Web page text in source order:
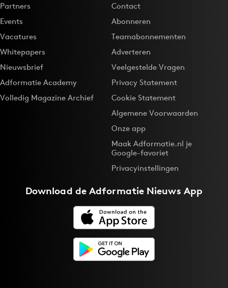
Partners
Events
Vacatures
Whitepapers
Nieuwsbrief
Adformatie Academy
Volledig Magazine Archief
Contact
Abonneren
Teamabonnementen
Adverteren
Veelgestelde Vragen
Privacy Statement
Cookie Statement
Algemene Voorwaarden
Onze app
Maak Adformatie.nl je
Google-favoriet
Privacyinstellingen
Download deAdformatie Nieuws App